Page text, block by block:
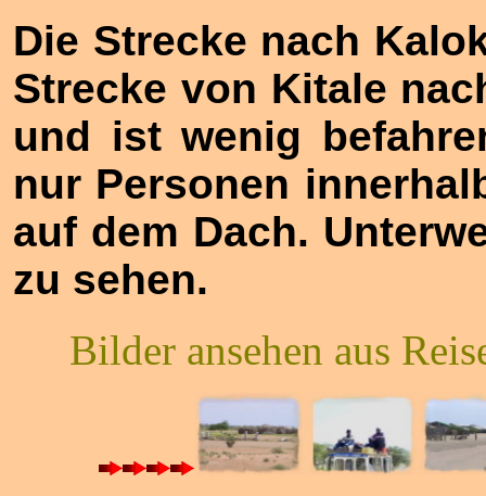
Die Strecke nach
Strecke von Kitale
und ist wenig
nur Personen
auf dem Dach.
zu sehen.
Bilder ansehen aus